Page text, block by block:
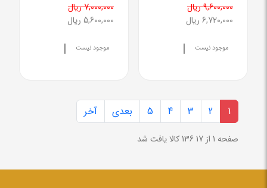
9,600,000 ریال
6,720,000 ریال
موجود نیست |
7,000,000 ریال
5,600,000 ریال
موجود نیست |
1
2
3
4
5 بعدی آخر
صفحه 1 از 17 136 کالا یافت شد